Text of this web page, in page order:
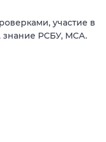
участие в
знание РСБУ, МСА.